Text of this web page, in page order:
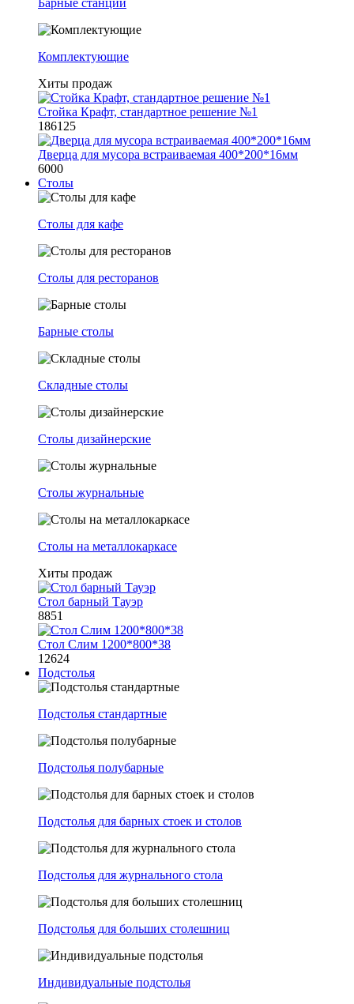
Барные станции
Комплектующие
Хиты продаж
Стойка Крафт, стандартное решение №1
186125
Дверца для мусора встраиваемая 400*200*16мм
6000
Столы
Столы для кафе
Столы для ресторанов
Барные столы
Складные столы
Столы дизайнерские
Столы журнальные
Столы на металлокаркасе
Хиты продаж
Стол барный Тауэр
8851
Стол Слим 1200*800*38
12624
Подстолья
Подстолья стандартные
Подстолья полубарные
Подстолья для барных стоек и столов
Подстолья для журнального стола
Подстолья для больших столешниц
Индивидуальные подстолья